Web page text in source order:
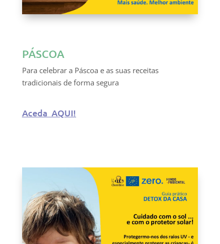
PÁSCOA
Para celebrar a Páscoa e as suas receitas
tradicionais de forma segura
Aceda AQUI!